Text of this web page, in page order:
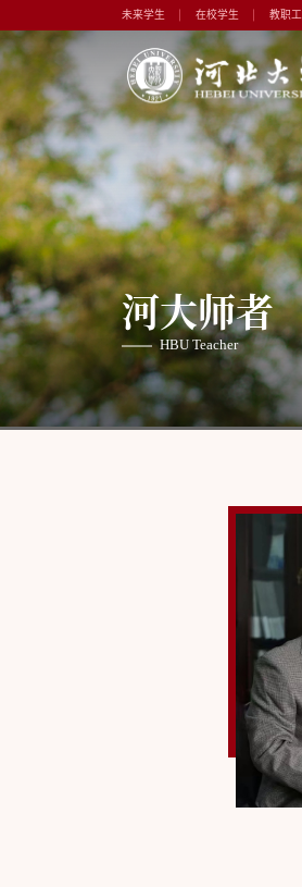
未来学生 在校学生 教职工
河大师者
HBU Teacher